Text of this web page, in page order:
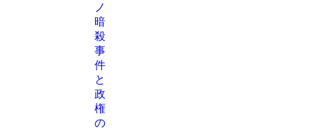
ノ
暗
殺
事
件
と
政
権
の